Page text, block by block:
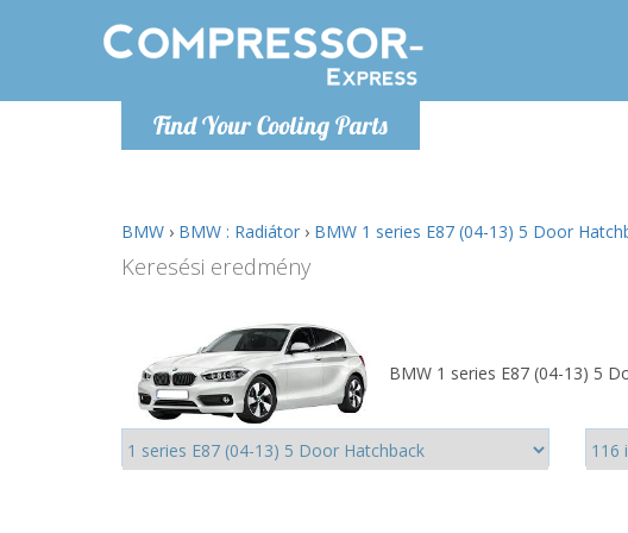
Find Your Cooling Parts
Hétfő-
BMW › BMW : Radiátor › BMW 1 series E87 (04-13) 5 Door
Keresési eredmény
BMW 1 series E87 (04-13) 5